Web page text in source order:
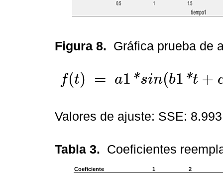
Figura 8. Gráfica prueba de
f(t) = a1 *sin(b1 *t +
(t = a 1 n(b1 c1 ) + *s n(b 2 *t +c2) 3* sin(b 3*t
Valores de ajuste: SSE:
Tabla 3. Coeficientes
Coeficiente 1
2